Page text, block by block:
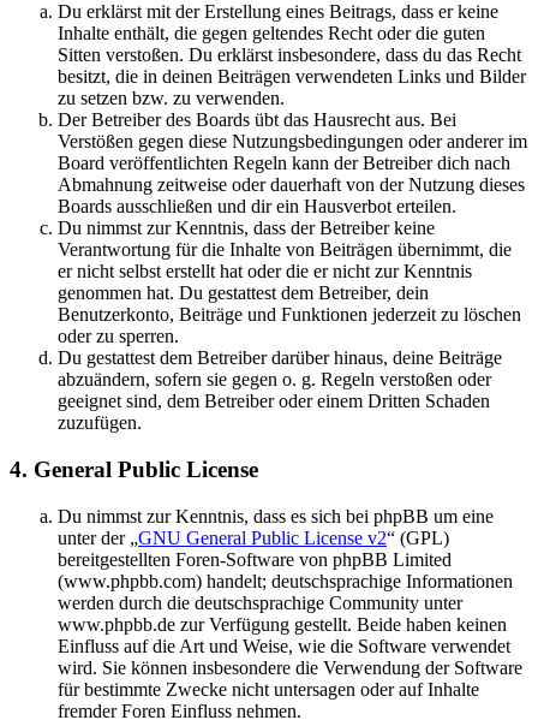
Du erklärst mit der Erstellung eines Beitrags, dass er keine
Inhalte enthält, die gegen geltendes Recht oder die guten
Sitten verstoßen. Du erklärst insbesondere, dass du das Recht
besitzt, die in deinen Beiträgen verwendeten Links und Bilder
zu setzen bzw. zu verwenden.
Der Betreiber des Boards übt das Hausrecht aus. Bei
Verstößen gegen diese Nutzungsbedingungen oder anderer im
Board veröffentlichten Regeln kann der Betreiber dich nach
Abmahnung zeitweise oder dauerhaft von der Nutzung dieses
Boards ausschließen und dir ein Hausverbot erteilen.
Du nimmst zur Kenntnis, dass der Betreiber keine
Verantwortung für die Inhalte von Beiträgen übernimmt, die
er nicht selbst erstellt hat oder die er nicht zur Kenntnis
genommen hat. Du gestattest dem Betreiber, dein
Benutzerkonto, Beiträge und Funktionen jederzeit zu löschen
oder zu sperren.
Du gestattest dem Betreiber darüber hinaus, deine Beiträge
abzuändern, sofern sie gegen o. g. Regeln verstoßen oder
geeignet sind, dem Betreiber oder einem Dritten Schaden
zuzufügen.
4. General Public License
Du nimmst zur Kenntnis, dass es sich bei phpBB um eine
unter der „GNU General Public License v2“ (GPL)
bereitgestellten Foren-Software von phpBB Limited
(www.phpbb.com) handelt; deutschsprachige Informationen
werden durch die deutschsprachige Community unter
www.phpbb.de zur Verfügung gestellt. Beide haben keinen
Einfluss auf die Art und Weise, wie die Software verwendet
wird. Sie können insbesondere die Verwendung der Software
für bestimmte Zwecke nicht untersagen oder auf Inhalte
fremder Foren Einfluss nehmen.